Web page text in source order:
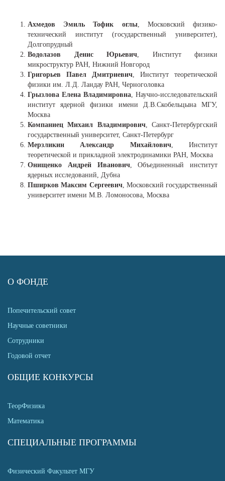
Ахмедов Эмиль Тофик оглы, Московский физико-
технический институт (государственный университет),
Долгопрудный
Водолазов Денис Юрьевич, Институт физики
микроструктур РАН, Нижний Новгород
Григорьев Павел Дмитриевич, Институт теоретической
физики им. Л.Д. Ландау РАН, Черноголовка
Грызлова Елена Владимировна, Научно-исследовательский
институт ядерной физики имени Д.В.Скобельцына МГУ,
Москва
Компаниец Михаил Владимирович, Санкт-Петербургский
государственный университет, Санкт-Петербург
Мерзликин Александр Михайлович, Институт
теоретической и прикладной электродинамики РАН, Москва
Онищенко Андрей Иванович, Объединенный институт
ядерных исследований, Дубна
Пширков Максим Сергеевич, Московский государственный
университет имени М.В. Ломоносова, Москва
О ФОНДЕ
Попечительский совет
Научные советники
Сотрудники
Годовой отчет
ОБЩИЕ КОНКУРСЫ
ТеорФизика
Математика
СПЕЦИАЛЬНЫЕ ПРОГРАММЫ
Физический Факультет МГУ